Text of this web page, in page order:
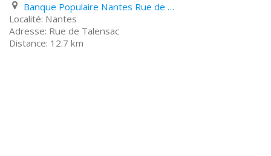
Banque Populaire Nantes Rue de Talensac
Nantes
Rue de Talensac
12.7 km